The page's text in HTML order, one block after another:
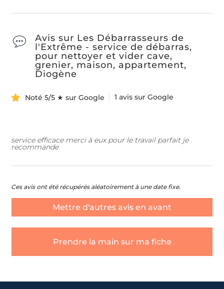
Avis sur Les Débarrasseurs de
l'Extrême - service de débarras,
pour nettoyer et vider cave,
grenier, maison, appartement,
Diogène
Noté 5/5 ★ sur Google 1 avis sur Google
service efficace merci à eux pour le travail parfait je
recommande
Ces avis ont été récupérés aléatoirement à une date fixe.
Mettre d'autres avis en avant
Prendre la main sur ma fiche
D'ENTREPRISES ET DE LOCAUX
DÉBLAIEMENT DE CAVES, GARAGES, ET GRENIERS
Nom & Prénom*
E-mail*
n